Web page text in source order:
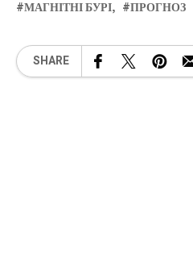
МАГНІТНІ БУРІ ПРОГНОЗ
SHARE